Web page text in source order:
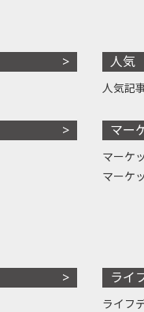
人気
人気記
マー
マーケ
マーケ
ライ
ライフ